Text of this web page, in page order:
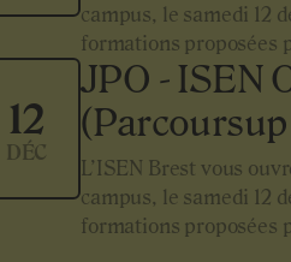
campus, le samedi 12
formations proposées
12
DÉC
JPO - ISEN
L’ISEN Brest vous
campus, le samedi 12
formations proposées